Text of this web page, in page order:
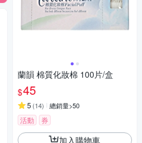
蘭韻 棉質化妝棉 100片/盒
$45
5 (14) 總銷量>50
活動 券
加入購物車